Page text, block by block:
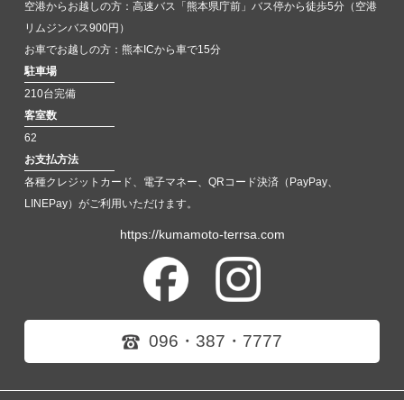
空港からお越しの方：高速バス「熊本県庁前」バス停から徒歩5分（空港
リムジンバス900円）
お車でお越しの方：熊本ICから車で15分
駐車場
210台完備
客室数
62
お支払方法
各種クレジットカード、電子マネー、QRコード決済（PayPay、
LINEPay）がご利用いただけます。
https://kumamoto-terrsa.com
096・387・7777